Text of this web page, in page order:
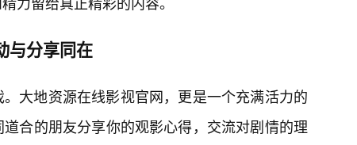
与分享同在
大地资源在线影视官网，更是一个充满活力的
合的朋友分享你的观影心得，交流对剧情的理